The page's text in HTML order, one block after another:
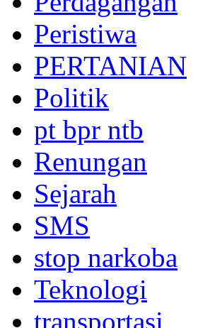
Peristiwa
PERTANIAN
Politik
pt bpr ntb
Renungan
Sejarah
SMS
stop narkoba
Teknologi
transportasi